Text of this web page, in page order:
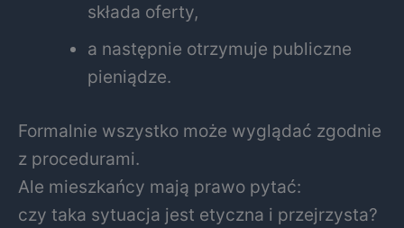
składa oferty,
a następnie otrzymuje publiczne
pieniądze.
Formalnie wszystko może wyglądać zgodnie
z procedurami.
Ale mieszkańcy mają prawo pytać:
czy taka sytuacja jest etyczna i przejrzysta?